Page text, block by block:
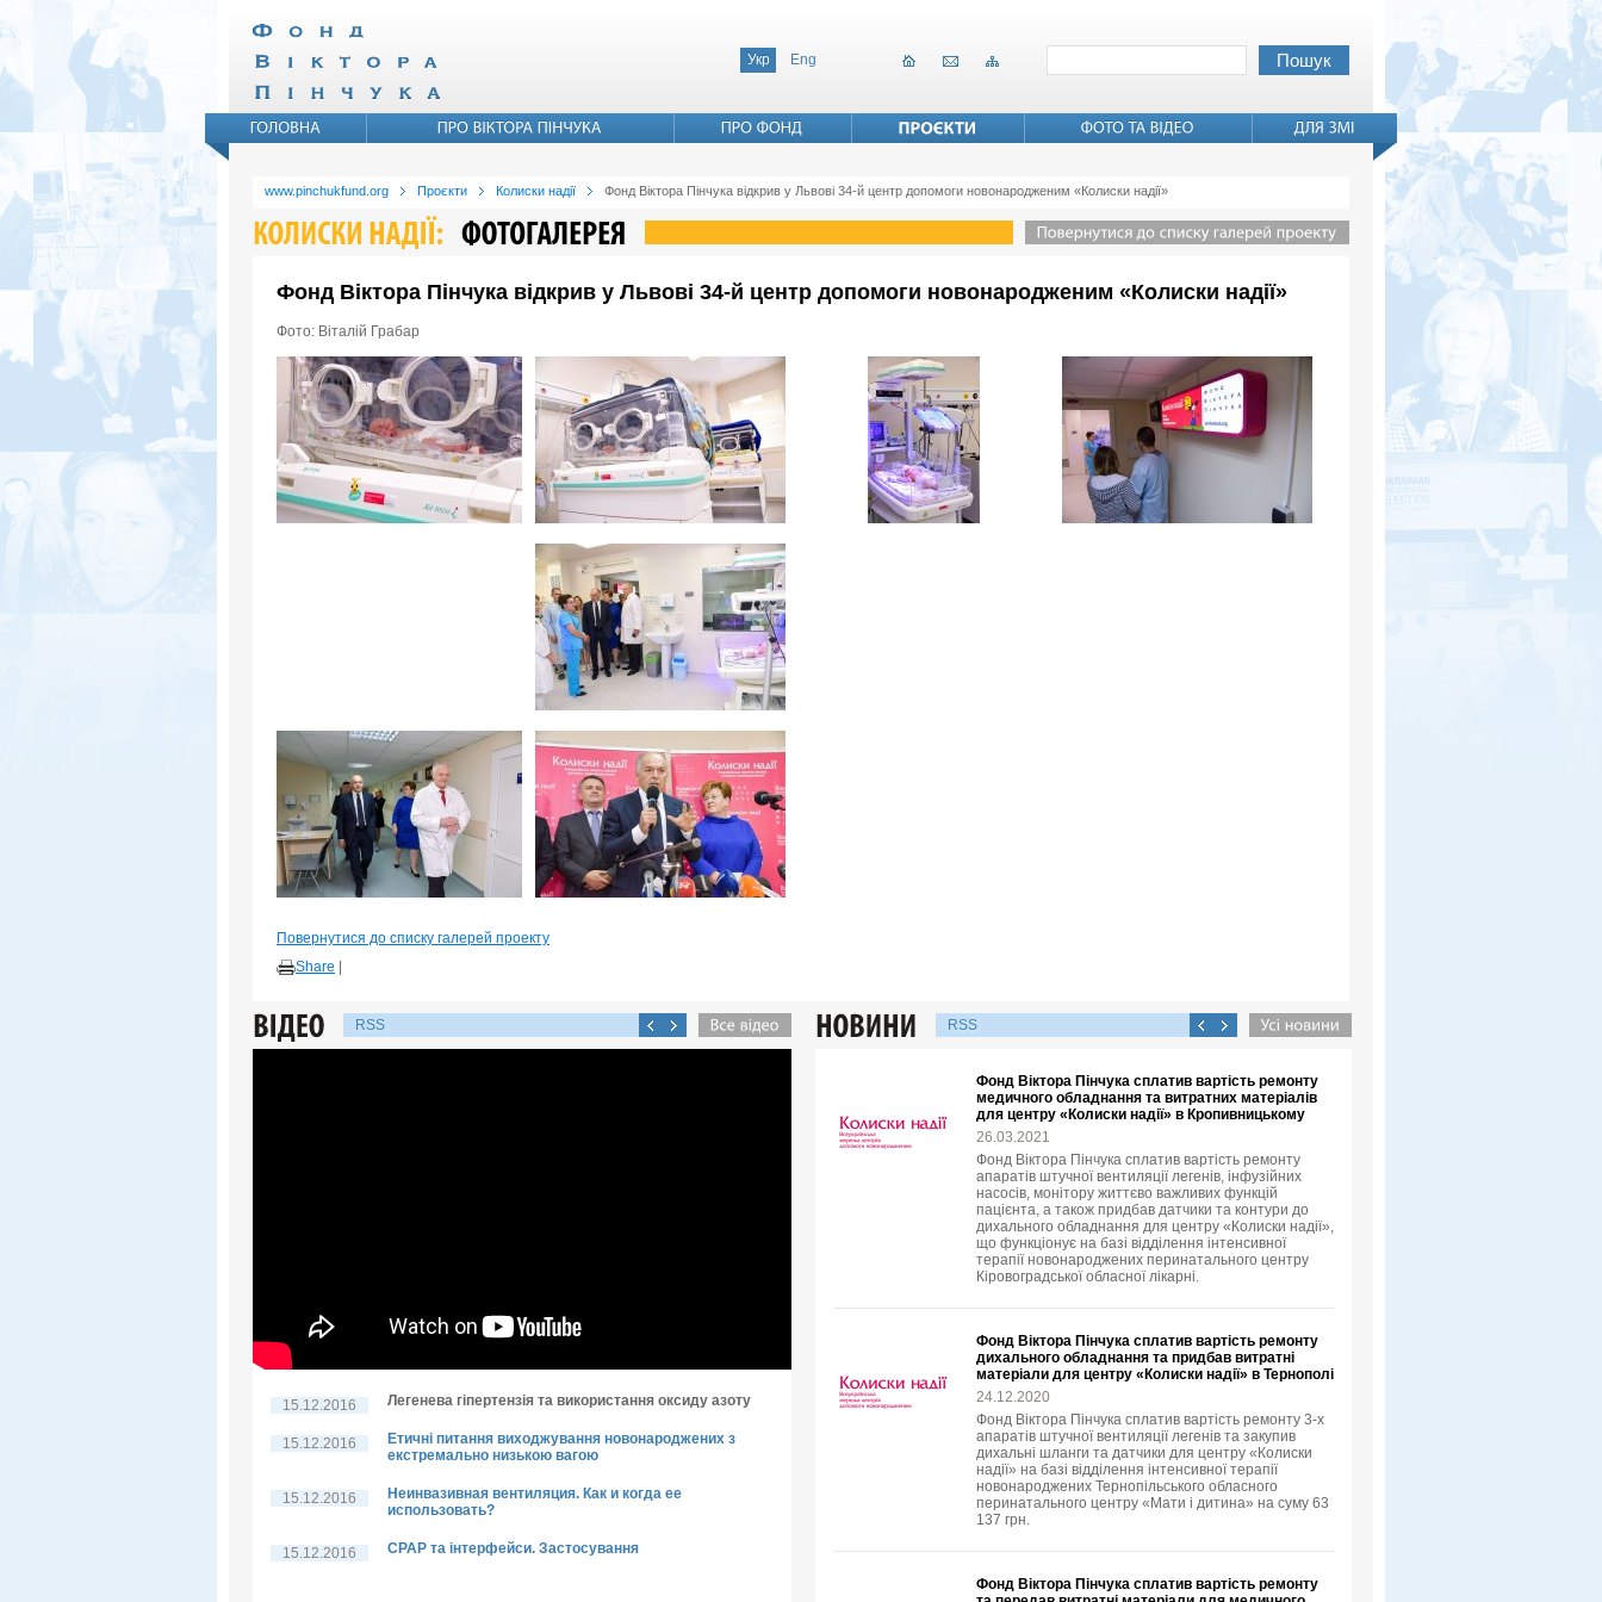
Укр Eng
www.pinchukfund.org Проєкти Колиски надії Фонд Віктора Пінчука відкрив у Львові 34-й центр допомоги новонародженим «Колиски надії»
Фонд Віктора Пінчука відкрив у Львові 34-й центр допомоги новонародженим «Колиски надії»
Фото: Віталій Грабар
Повернутися до списку галерей проекту
Share
RSS
15.12.2016 Легенева гіпертензія та використання оксиду азоту
15.12.2016
Етичні питання виходжування новонароджених з
екстремально низькою вагою
15.12.2016
Неинвазивная вентиляция. Как и когда ее
использовать?
15.12.2016 CPAP та інтерфейси. Застосування
RSS
Фонд Віктора Пінчука сплатив вартість ремонту
медичного обладнання та витратних матеріалів
для центру «Колиски надії» в Кропивницькому
26.03.2021
Фонд Віктора Пінчука сплатив вартість ремонту
апаратів штучної вентиляції легенів, інфузійних
насосів, монітору життєво важливих функцій
пацієнта, а також придбав датчики та контури до
дихального обладнання для центру «Колиски надії»,
що функціонує на базі відділення інтенсивної
терапії новонароджених перинатального центру
Кіровоградської обласної лікарні.
Фонд Віктора Пінчука сплатив вартість ремонту
дихального обладнання та придбав витратні
матеріали для центру «Колиски надії» в Тернополі
24.12.2020
Фонд Віктора Пінчука сплатив вартість ремонту 3-х
апаратів штучної вентиляції легенів та закупив
дихальні шланги та датчики для центру «Колиски
надії» на базі відділення інтенсивної терапії
новонароджених Тернопільського обласного
перинатального центру «Мати і дитина» на суму 63
137 грн.
Фонд Віктора Пінчука сплатив вартість ремонту